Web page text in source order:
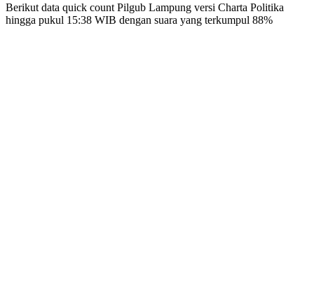
Berikut data quick count Pilgub Lampung versi Charta Politika
hingga pukul 15:38 WIB dengan suara yang terkumpul 88%